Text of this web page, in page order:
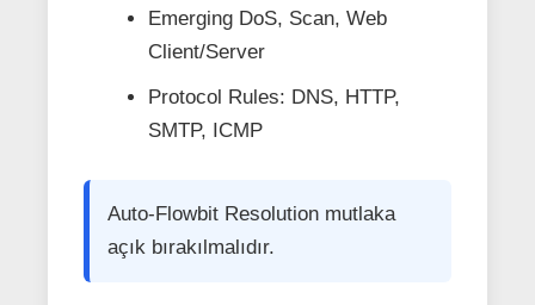
Emerging DoS, Scan, Web
Client/Server
Protocol Rules: DNS, HTTP,
SMTP, ICMP
Auto-Flowbit Resolution mutlaka
açık bırakılmalıdır.